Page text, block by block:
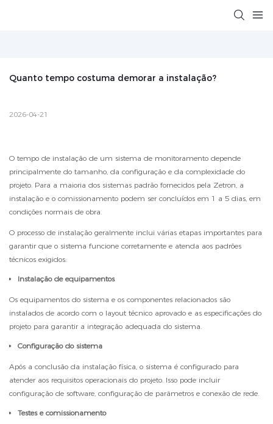
Quanto tempo costuma demorar a instalação?
2026-04-21
O tempo de instalação de um sistema de monitoramento depende
principalmente do tamanho, da configuração e da complexidade do
projeto. Para a maioria dos sistemas padrão fornecidos pela Zetron, a
instalação e o comissionamento podem ser concluídos em 1 a 5 dias, em
condições normais de obra.
O processo de instalação geralmente inclui várias etapas importantes para
garantir que o sistema funcione corretamente e atenda aos padrões
técnicos exigidos:
Instalação de equipamentos
Os equipamentos do sistema e os componentes relacionados são
instalados de acordo com o layout técnico aprovado e as especificações do
projeto para garantir a integração adequada do sistema.
Configuração do sistema
Após a conclusão da instalação física, o sistema é configurado para
atender aos requisitos operacionais do projeto. Isso pode incluir
configuração de software, configuração de parâmetros e conexão de rede.
Testes e comissionamento